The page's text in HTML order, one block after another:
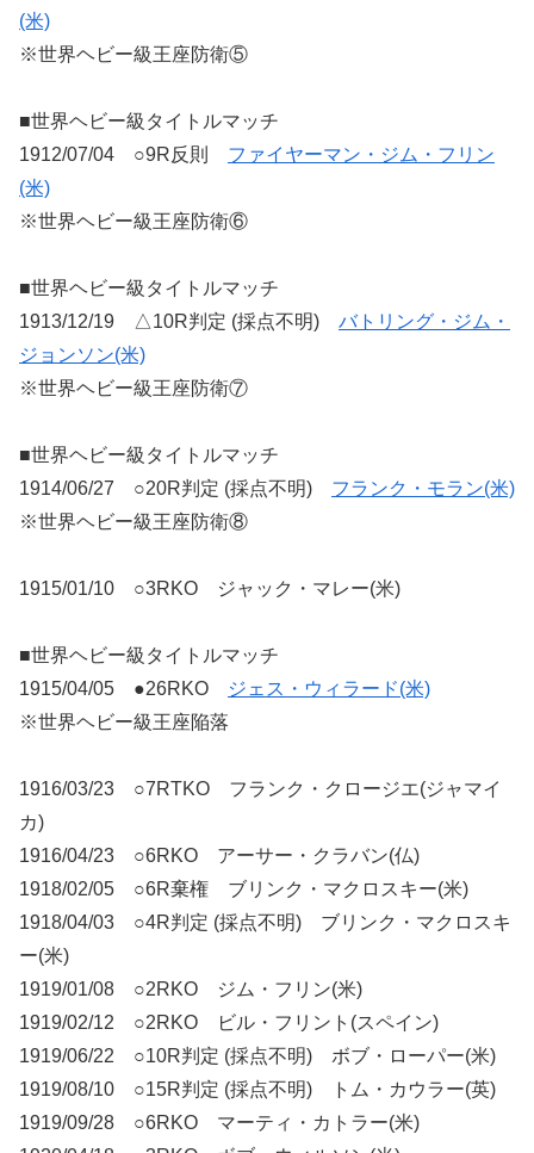
(米)
※世界ヘビー級王座防衛⑤
■世界ヘビー級タイトルマッチ
1912/07/04 ○9R反則 ファイヤーマン・ジム・フリン
(米)
※世界ヘビー級王座防衛⑥
■世界ヘビー級タイトルマッチ
1913/12/19 △10R判定 (採点不明) バトリング・ジム・
ジョンソン(米)
※世界ヘビー級王座防衛⑦
■世界ヘビー級タイトルマッチ
1914/06/27 ○20R判定 (採点不明) フランク・モラン(米)
※世界ヘビー級王座防衛⑧
1915/01/10 ○3RKO ジャック・マレー(米)
■世界ヘビー級タイトルマッチ
1915/04/05 ●26RKO
ジェス・ウィラード(米)
※世界ヘビー級王座陥落
1916/03/23 ○7RTKO フランク・クロージエ(ジャマイ
カ)
1916/04/23 ○6RKO アーサー・クラバン(仏)
1918/02/05 ○6R棄権 ブリンク・マクロスキー(米)
1918/04/03 ○4R判定 (採点不明) ブリンク・マクロスキ
ー(米)
1919/01/08 ○2RKO ジム・フリン(米)
1919/02/12 ○2RKO ビル・フリント(スペイン)
1919/06/22 ○10R判定 (採点不明) ボブ・ローパー(米)
1919/08/10 ○15R判定 (採点不明) トム・カウラー(英)
1919/09/28 ○6RKO マーティ・カトラー(米)